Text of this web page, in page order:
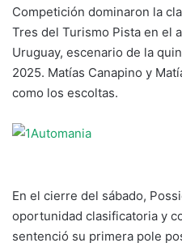
Competición dominaron la
Tres del Turismo Pista en el
Uruguay, escenario de la
2025. Matías Canapino y
como los escoltas.
En el cierre del sábado,
oportunidad clasificatoria y
sentenció su primera pole